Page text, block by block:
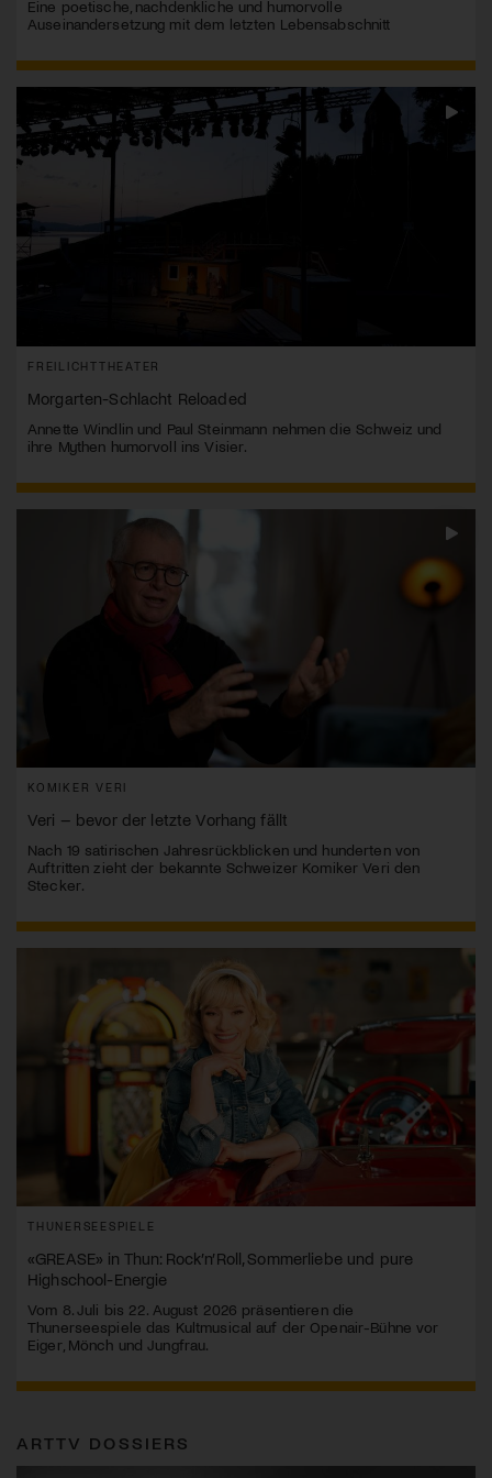
Eine poetische, nachdenkliche und humorvolle
Auseinandersetzung mit dem letzten Lebensabschnitt
FREILICHTTHEATER
Morgarten-Schlacht Reloaded
Annette Windlin und Paul Steinmann nehmen die Schweiz und
ihre Mythen humorvoll ins Visier.
KOMIKER VERI
Veri – bevor der letzte Vorhang fällt
Nach 19 satirischen Jahresrückblicken und hunderten von
Auftritten zieht der bekannte Schweizer Komiker Veri den
Stecker.
THUNERSEESPIELE
«GREASE» in Thun: Rock’n’Roll, Sommerliebe und pure
Highschool-Energie
Vom 8. Juli bis 22. August 2026 präsentieren die
Thunerseespiele das Kultmusical auf der Openair-Bühne vor
Eiger, Mönch und Jungfrau.
ARTTV DOSSIERS